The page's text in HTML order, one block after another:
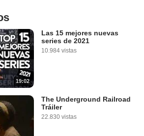
19:02
Las 15 mejores nuevas
series de 2021
10.984 vistas
The Underground Railroad
Tráiler
22.830 vistas